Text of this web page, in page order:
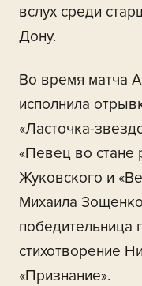
вслух среди
Дону.
Во время матча
исполнила
«Ласточка-
«Певец во стане
Жуковского и
Михаила
победительница
стихотворение
«Признание».